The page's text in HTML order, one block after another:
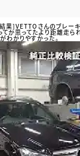
果]VETTOさんのブレー
てか思ってたより距離走ら
わかりやすかった。